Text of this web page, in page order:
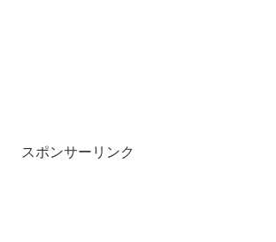
スポンサーリンク